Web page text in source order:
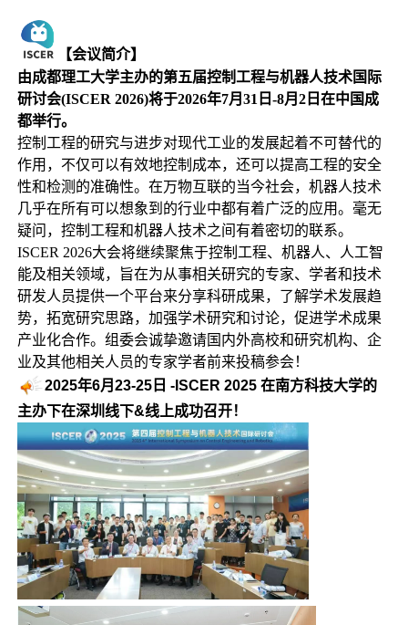
【会议简介】
由成都理工大学主办的第五届控制工程与机器人技术国际
研讨会(ISCER 2026)将于2026年7月31日-8月2日在中国成
都举行。
控制工程的研究与进步对现代工业的发展起着不可替代的
作用，不仅可以有效地控制成本，还可以提高工程的安全
性和检测的准确性。在万物互联的当今社会，机器人技术
几乎在所有可以想象到的行业中都有着广泛的应用。毫无
疑问，控制工程和机器人技术之间有着密切的联系。
ISCER 2026大会将继续聚焦于控制工程、机器人、人工智
能及相关领域，旨在为从事相关研究的专家、学者和技术
研发人员提供一个平台来分享科研成果，了解学术发展趋
势，拓宽研究思路，加强学术研究和讨论，促进学术成果
产业化合作。组委会诚挚邀请国内外高校和研究机构、企
业及其他相关人员的专家学者前来投稿参会！
2025年6月23-25日 -ISCER 2025 在南方科技大学的
主办下在深圳线下&线上成功召开！